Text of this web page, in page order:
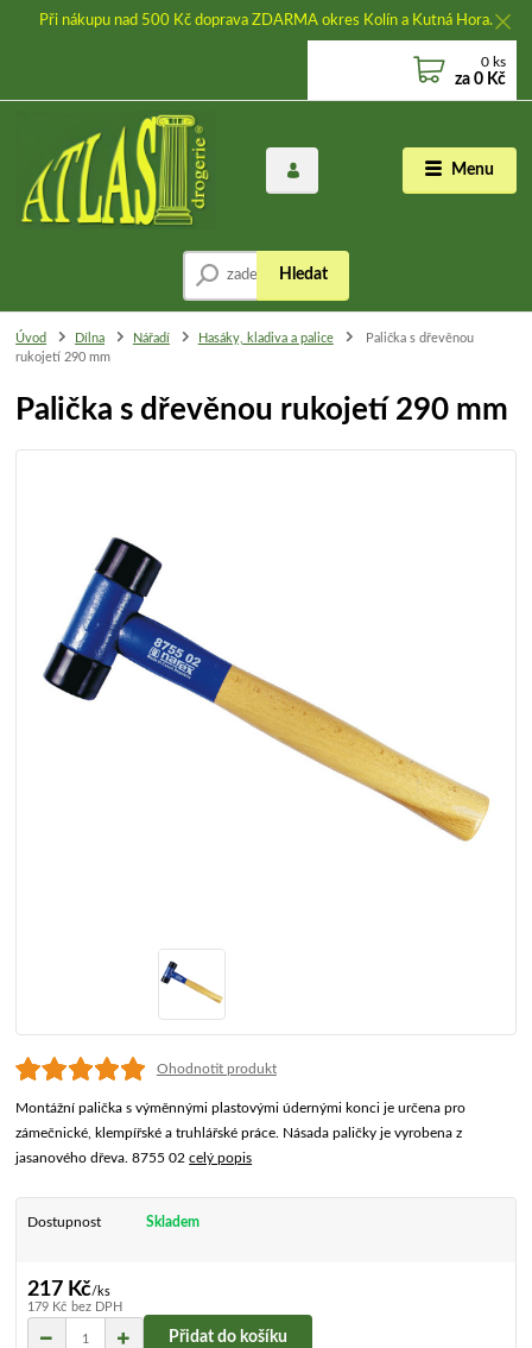
Při nákupu nad 500 Kč doprava ZDARMA okres Kolín a Kutná Hora.
Menu
Hledat
0 ks
za 0 Kč
Úvod Dílna Nářadí Hasáky, kladiva a palice
Palička s dřevěnou
rukojetí 290 mm
Palička s dřevěnou rukojetí 290 mm
Ohodnotit produkt
Montážní palička s výměnnými plastovými údernými konci je určena pro
zámečnické, klempířské a truhlářské práce. Násada paličky je vyrobena z
jasanového dřeva. 8755 02celý popis
Dostupnost Skladem
217 Kč/ks
179 Kč bez DPH
Přidat do košíku